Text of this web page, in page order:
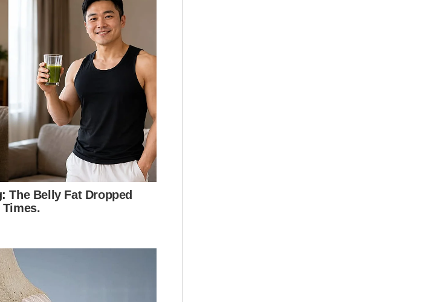
kemenangan itu
sepanjang
memancing.
keenam saya. Walaupun
perjalanan lebih dua jam dari Kuala
segala penat lelah berbaloi
kemenangan ini.